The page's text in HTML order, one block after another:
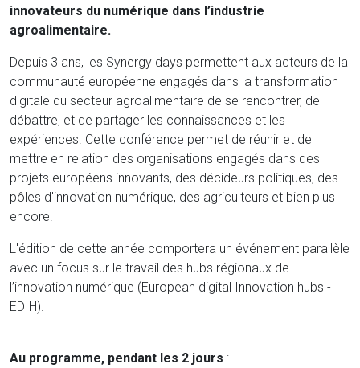
innovateurs du numérique dans l’industrie
agroalimentaire.
Depuis 3 ans, les Synergy days permettent aux acteurs de la
communauté européenne engagés dans la transformation
digitale du secteur agroalimentaire de se rencontrer, de
débattre, et de partager les connaissances et les
expériences. Cette conférence permet de réunir et de
mettre en relation des organisations engagés dans des
projets européens innovants, des décideurs politiques, des
pôles d'innovation numérique, des agriculteurs et bien plus
encore.
L'édition de cette année comportera un événement parallèle
avec un focus sur le travail des hubs régionaux de
l’innovation numérique (European digital Innovation hubs -
EDIH).
Au programme, pendant les 2 jours :